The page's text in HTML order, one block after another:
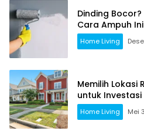
Dinding
Cara Ampuh Ini
Home Living
Memilih Lokasi
untuk
Home Living Mei